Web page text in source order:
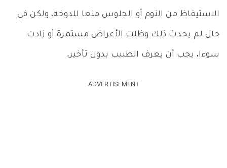
الاستيقاظ من النوم أو الجلوس منعا للدوخة، ولكن في
حال لم يحدث ذلك وظلت الأعراض مستمرة أو زادت
سوءا، يجب أن يعرف الطبيب بدون تأخير.
ADVERTISEMENT